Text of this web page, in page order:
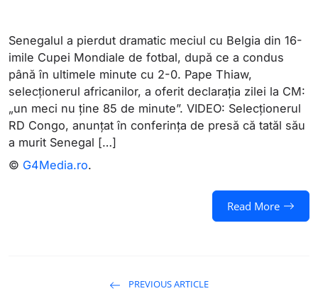
Senegalul a pierdut dramatic meciul cu Belgia din 16-
imile Cupei Mondiale de fotbal, după ce a condus
până în ultimele minute cu 2-0. Pape Thiaw,
selecționerul africanilor, a oferit declarația zilei la CM:
„un meci nu ține 85 de minute”. VIDEO: Selecționerul
RD Congo, anunțat în conferința de presă că tatăl său
a murit Senegal […]
© G4Media.ro.
Read More
PREVIOUS ARTICLE